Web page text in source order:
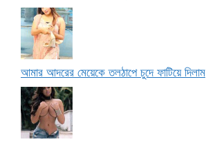
আমার আদরের মেয়েকে তলঠাপে চুদে ফাটিয়ে দিলাম